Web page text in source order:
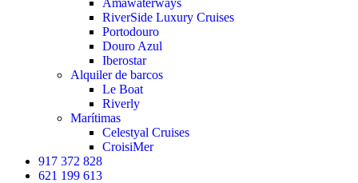
Amawaterways
RiverSide Luxury Cruises
Portodouro
Douro Azul
Iberostar
Alquiler de barcos
Le Boat
Riverly
Marítimas
Celestyal Cruises
CroisiMer
917 372 828
621 199 613